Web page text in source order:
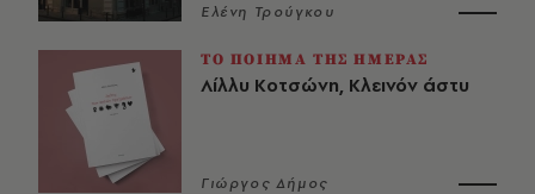
Ελένη Τρούγκου
ΤΟ ΠΟΙΗΜΑ ΤΗΣ ΗΜΕΡΑΣ
Λίλλυ Κοτσώνη, Κλεινόν άστυ
Γιώργος Δήμος